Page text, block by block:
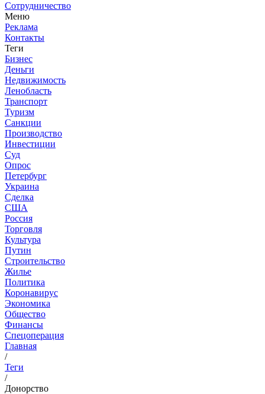
Сотрудничество
Меню
Реклама
Контакты
Теги
Бизнес
Деньги
Недвижимость
Ленобласть
Транспорт
Туризм
Санкции
Производство
Инвестиции
Суд
Опрос
Петербург
Украина
Сделка
США
Россия
Торговля
Культура
Путин
Строительство
Жилье
Политика
Коронавирус
Экономика
Общество
Финансы
Спецоперация
Главная
/
Теги
/
Донорство